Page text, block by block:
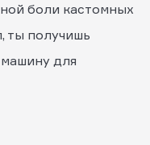
боли кастомных
ты получишь
для